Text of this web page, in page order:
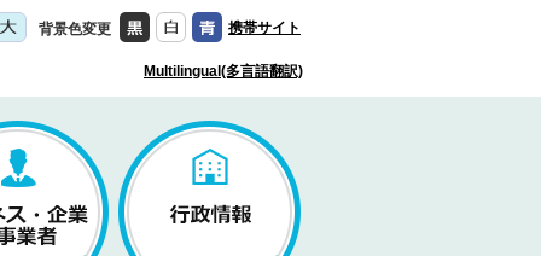
背景色変更 携帯サイト
Multilingual(多言語翻訳)